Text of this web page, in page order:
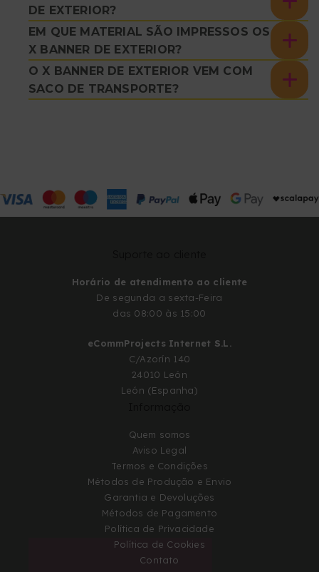
DE EXTERIOR?
EM QUE MATERIAL SÃO IMPRESSOS OS
X BANNER DE EXTERIOR?
O X BANNER DE EXTERIOR VEM COM
SACO DE TRANSPORTE?
Horário de atendimento ao cliente
De segunda a sexta-Feira
das 08:00 às 15:00
eCommProjects Internet S.L.
C/Azorín 140
24010 León
León (Espanha)
Quem somos
Aviso Legal
Termos e Condições
Métodos de Produção e Envio
Garantia e Devoluções
Métodos de Pagamento
Política de Privacidade
Política de Cookies
Contato